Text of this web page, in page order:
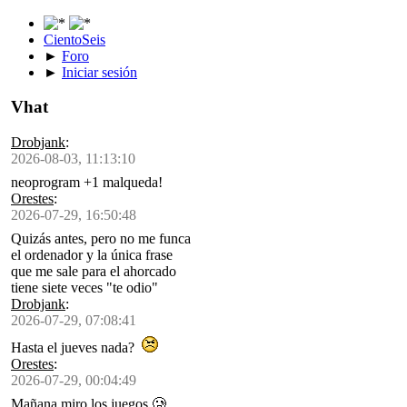
CientoSeis
► Foro
► Iniciar sesión
Vhat
Drobjank:
2026-08-03, 11:13:10
neoprogram +1 malqueda!
Orestes:
2026-07-29, 16:50:48
Quizás antes, pero no me funca
el ordenador y la única frase
que me sale para el ahorcado
tiene siete veces "te odio"
Drobjank:
2026-07-29, 07:08:41
Hasta el jueves nada?
Orestes:
2026-07-29, 00:04:49